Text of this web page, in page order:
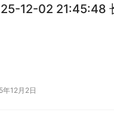
12-02 21:45:48
年12月2日